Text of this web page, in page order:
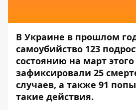
В Украине в прошлом
самоубийство 123
состоянию на март этого
зафиксировали 25
случаев, а также 91
такие действия.